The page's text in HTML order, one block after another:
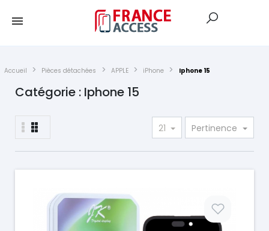
Accueil Pièces détachées APPLE iPhone Iphone 15
Catégorie : Iphone 15
21 Pertinence